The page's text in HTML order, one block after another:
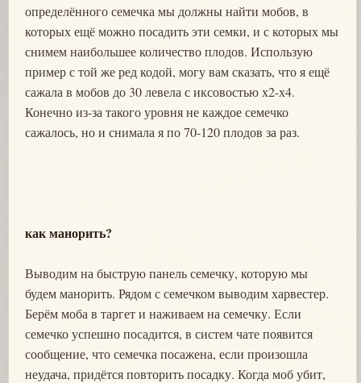
определённого семечка мы должны найти мобов, в
которых ещё можно посадить эти семки, и с которых мы
снимем наибольшее количество плодов. Использую
пример с той же ред кодой, могу вам сказать, что я ещё
сажала в мобов до 30 левела с иксовостью х2-х4.
Конечно из-за такого уровня не каждое семечко
сажалось, но и снимала я по 70-120 плодов за раз.
как манорить?
Выводим на быструю панель семечку, которую мы
будем манорить. Рядом с семечком выводим харвестер.
Берём моба в таргет и наживаем на семечку. Если
семечко успешно посадится, в систем чате появится
сообщение, что семечка посажена, если произошла
неудача, придётся повторить посадку. Когда моб убит,